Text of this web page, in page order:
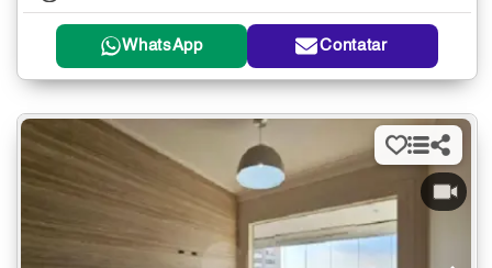
WhatsApp Contatar